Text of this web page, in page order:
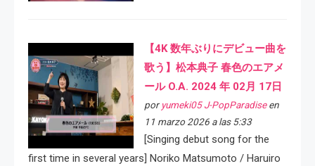
【4K 数年ぶりにデビュー曲を
歌う】松本典子 春色のエアメ
ール O.A. 2024 年 02月 17日
por yumeki05 J-PopParadiseen
11 marzo 2026 a las 5:33
[Singing debut song for the
first time in several years] Noriko Matsumoto / Haruiro